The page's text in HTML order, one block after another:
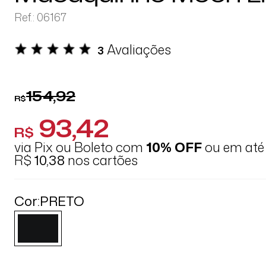
Ref.: 06167
3 Avaliações
R$154,92
R$ 93,42
via Pix ou Boleto com 10% OFFou em
R$10,38 nos cartões
Cor:PRETO